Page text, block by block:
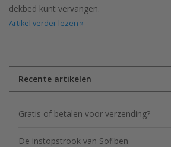
dekbed kunt vervangen.
Artikel verder lezen »
Recente artikelen
Gratis of betalen voor verzending?
De instopstrook van Sofiben